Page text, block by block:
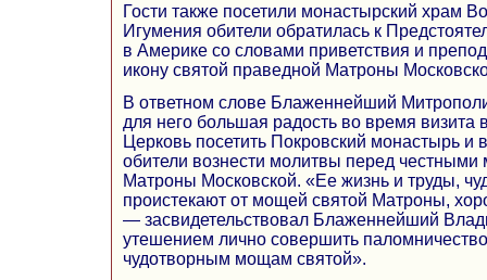
Гости также посетили монастырский храм
Игумения обители обратилась к
в Америке со словами приветствия и
икону святой праведной Матроны
В ответном слове Блаженнейший
для него большая радость во время
Церковь посетить Покровский монастырь и
обители вознести молитвы перед
Матроны Московской. «Ее жизнь и труды,
проистекают от мощей святой Матроны,
— засвидетельствовал Блаженнейший
утешением лично совершить
чудотворным мощам святой».